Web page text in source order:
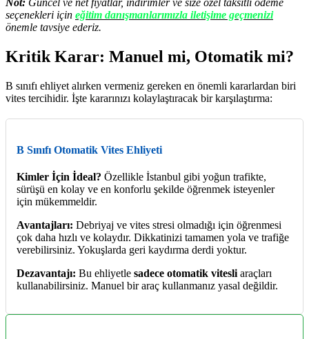
Not: Güncel ve net fiyatlar, indirimler ve size özel taksitli ödeme
seçenekleri için eğitim danışmanlarımızla iletişime geçmenizi
önemle tavsiye ederiz.
Kritik Karar: Manuel mi, Otomatik mi?
B sınıfı ehliyet alırken vermeniz gereken en önemli kararlardan biri
vites tercihidir. İşte kararınızı kolaylaştıracak bir karşılaştırma:
B Sınıfı Otomatik Vites Ehliyeti
Kimler İçin İdeal? Özellikle İstanbul gibi yoğun trafikte,
sürüşü en kolay ve en konforlu şekilde öğrenmek isteyenler
için mükemmeldir.
Avantajları: Debriyaj ve vites stresi olmadığı için öğrenmesi
çok daha hızlı ve kolaydır. Dikkatinizi tamamen yola ve trafiğe
verebilirsiniz. Yokuşlarda geri kaydırma derdi yoktur.
Dezavantajı: Bu ehliyetle sadece otomatik vitesliaraçları
kullanabilirsiniz. Manuel bir araç kullanmanız yasal değildir.